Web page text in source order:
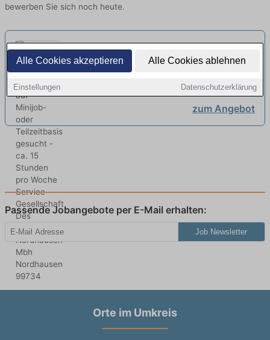
Alle Cookies akzeptieren Alle Cookies ablehnen
Einstellungen Datenschutzerklärung
bewerben Sie sich noch heute.
Fahrer (m/w/d) für die
Personenbeförderung auf Minijob-
oder Teilzeitbasis gesucht - ca. 15
Stunden pro Woche neu
Service Gesellschaft Des Landkreises
zum Angebot
Passende Jobangebote per E-Mail erhalten:
Job Newsletter
Orte im Umkreis